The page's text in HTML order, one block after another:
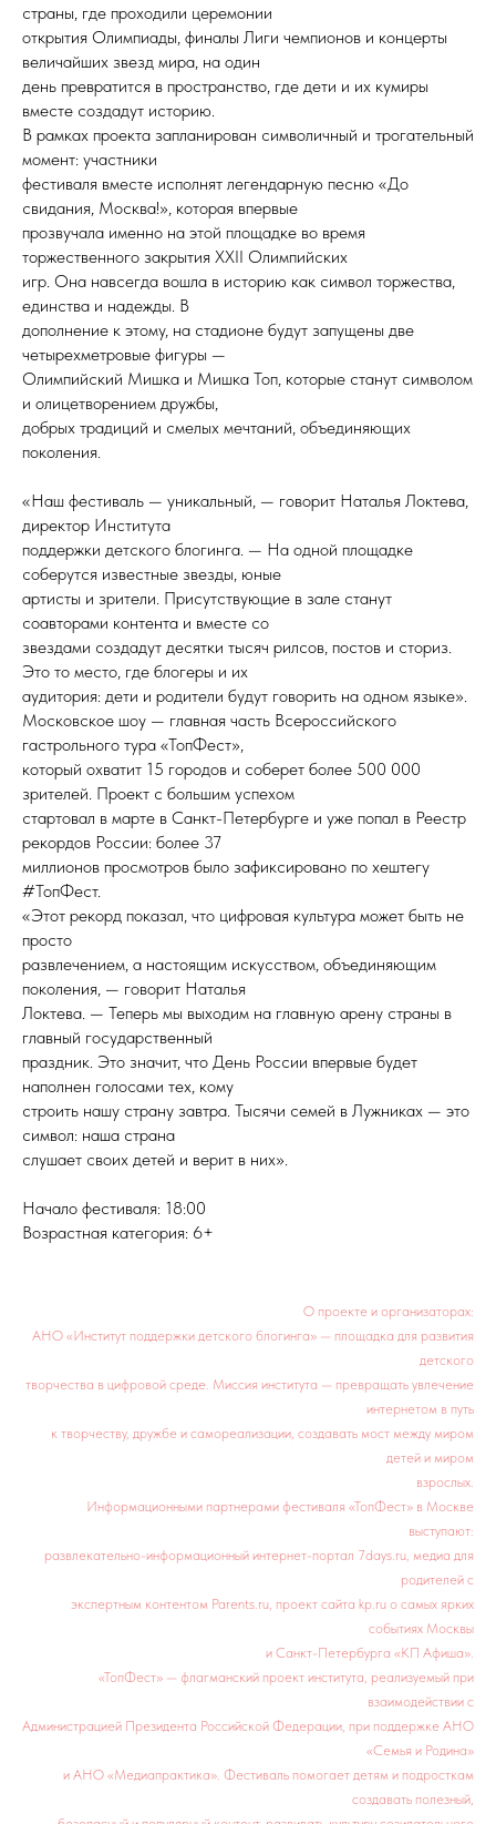
страны, где проходили церемонии
открытия Олимпиады, финалы Лиги чемпионов и концерты
величайших звезд мира, на один
день превратится в пространство, где дети и их кумиры
вместе создадут историю.
В рамках проекта запланирован символичный и трогательный
момент: участники
фестиваля вместе исполнят легендарную песню «До
свидания, Москва!», которая впервые
прозвучала именно на этой площадке во время
торжественного закрытия ХХII Олимпийских
игр. Она навсегда вошла в историю как символ торжества,
единства и надежды. В
дополнение к этому, на стадионе будут запущены две
четырехметровые фигуры —
Олимпийский Мишка и Мишка Топ, которые станут символом
и олицетворением дружбы,
добрых традиций и смелых мечтаний, объединяющих
поколения.
«Наш фестиваль — уникальный, — говорит Наталья Локтева,
директор Института
поддержки детского блогинга. — На одной площадке
соберутся известные звезды, юные
артисты и зрители. Присутствующие в зале станут
соавторами контента и вместе со
звездами создадут десятки тысяч рилсов, постов и сториз.
Это то место, где блогеры и их
аудитория: дети и родители будут говорить на одном языке».
Московское шоу — главная часть Всероссийского
гастрольного тура «ТопФест»,
который охватит 15 городов и соберет более 500 000
зрителей. Проект с большим успехом
стартовал в марте в Санкт-Петербурге и уже попал в Реестр
рекордов России: более 37
миллионов просмотров было зафиксировано по хештегу
#ТопФест.
«Этот рекорд показал, что цифровая культура может быть не
просто
развлечением, а настоящим искусством, объединяющим
поколения, — говорит Наталья
Локтева. — Теперь мы выходим на главную арену страны в
главный государственный
праздник. Это значит, что День России впервые будет
наполнен голосами тех, кому
строить нашу страну завтра. Тысячи семей в Лужниках — это
символ: наша страна
слушает своих детей и верит в них».
Начало фестиваля: 18:00
Возрастная категория: 6+
О проекте и организаторах:
АНО «Институт поддержки детского блогинга» — площадка для развития
детского
творчества в цифровой среде. Миссия института — превращать увлечение
интернетом в путь
к творчеству, дружбе и самореализации, создавать мост между миром
детей и миром
взрослых.
Информационными партнерами фестиваля «ТопФест» в Москве
выступают:
развлекательно-информационный интернет-портал 7days.ru, медиа для
родителей с
экспертным контентом Parents.ru, проект сайта kp.ru о самых ярких
событиях Москвы
и Санкт-Петербурга «КП Афиша».
«ТопФест» — флагманский проект института, реализуемый при
взаимодействии с
Администрацией Президента Российской Федерации, при поддержке АНО
«Семья и Родина»
и АНО «Медиапрактика». Фестиваль помогает детям и подросткам
создавать полезный,